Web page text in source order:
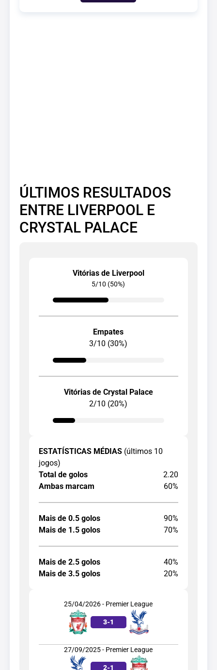
ÚLTIMOS RESULTADOS
ENTRE LIVERPOOL E
CRYSTAL PALACE
Vitórias de Liverpool
5/10 (50%)
Empates
3/10 (30%)
Vitórias de Crystal Palace
2/10 (20%)
ESTATÍSTICAS MÉDIAS (últimos 10
jogos)
Total de golos
2.20
Ambas marcam
60%
Mais de 0.5 golos
90%
Mais de 1.5 golos
70%
Mais de 2.5 golos
40%
Mais de 3.5 golos
20%
25/04/2026 - Premier League
3-1
27/09/2025 - Premier League
2-1